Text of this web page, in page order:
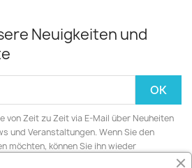
Neuigkeiten und
von Zeit zu Zeit via E-Mail über Neuheiten
und Veranstaltungen. Wenn Sie den
möchten, können Sie ihn wieder